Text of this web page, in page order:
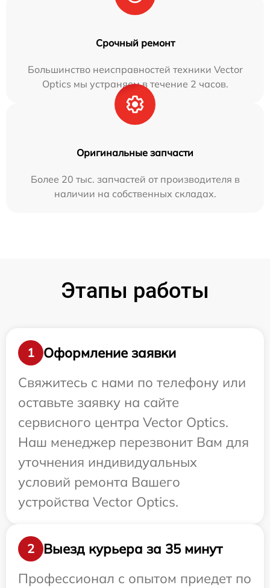
Срочный ремонт
Большинство неисправностей техники Vector
Optics мы устраняем в течение 2 часов.
Оригинальные запчасти
Более 20 тыс. запчастей от производителя в
наличии на собственных складах.
Этапы работы
1
Оформление заявки
Свяжитесь с нами по телефону или
оставьте заявку на сайте
сервисного центра Vector Optics.
Наш менеджер перезвонит Вам для
уточнения индивидуальных
условий ремонта Вашего
устройства Vector Optics.
2
Выезд курьера за 35 минут
Профессионал с опытом приедет по